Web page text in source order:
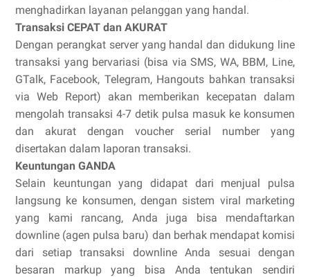
menghadirkan layanan pelanggan yang handal.
Transaksi CEPAT dan AKURAT
Dengan perangkat server yang handal dan didukung line
transaksi yang bervariasi (bisa via SMS, WA, BBM, Line,
GTalk, Facebook, Telegram, Hangouts bahkan transaksi
via Web Report) akan memberikan kecepatan dalam
mengolah transaksi 4-7 detik pulsa masuk ke konsumen
dan akurat dengan voucher serial number yang
disertakan dalam laporan transaksi.
Keuntungan GANDA
Selain keuntungan yang didapat dari menjual pulsa
langsung ke konsumen, dengan sistem viral marketing
yang kami rancang, Anda juga bisa mendaftarkan
downline (agen pulsa baru) dan berhak mendapat komisi
dari setiap transaksi downline Anda sesuai dengan
besaran markup yang bisa Anda tentukan sendiri